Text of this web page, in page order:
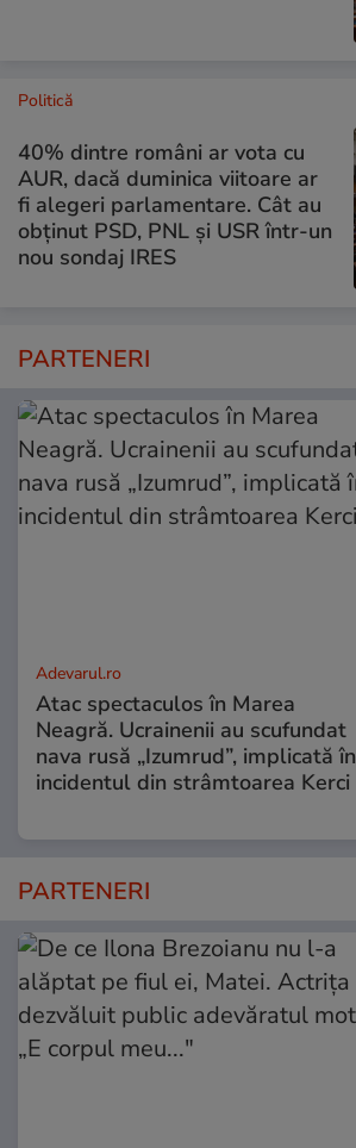
Politică
40% dintre români ar vota cu
AUR, dacă duminica viitoare ar
fi alegeri parlamentare. Cât au
obținut PSD, PNL și USR într-un
nou sondaj IRES
PARTENERI
Adevarul.ro
Atac spectaculos în Marea
Neagră. Ucrainenii au scufundat
nava rusă „Izumrud”, implicată în
incidentul din strâmtoarea Kerci
PARTENERI